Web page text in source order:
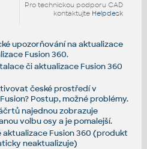
Pro technickou podporu CAD
kontaktujte Helpdesk
upozorňování na aktualizace
Fusion 360.
či aktualizace Fusion 360
české prostředí v
Postup, možné problémy.
najednou zobrazuje
volbu osy a je pomalejší.
aktualizace Fusion 360 (produkt
neaktualizuje)